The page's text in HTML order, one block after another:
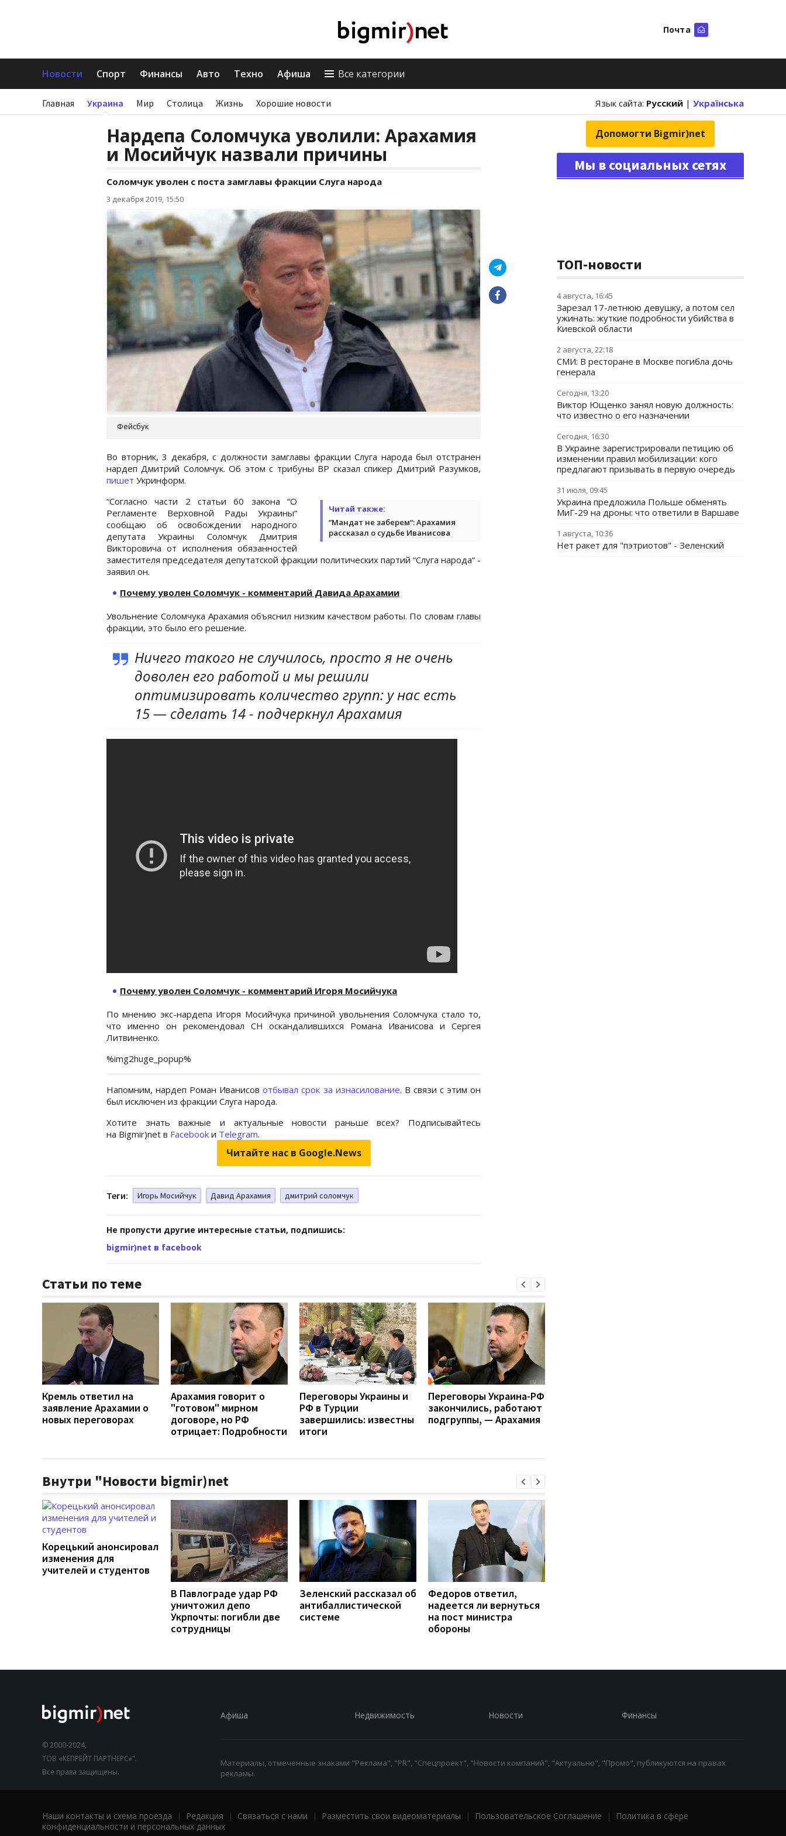
Почта
Новости Спорт Финансы Авто Техно Афиша Все категории
Главная Украина Мир Столица Жизнь Хорошие новости Язык сайта: Русский | Українська
Нардепа Соломчука уволили: Арахамия
и Мосийчук назвали причины
Соломчук уволен с поста замглавы фракции Слуга народа
3 декабря 2019, 15:50
Фейсбук
Во вторник, 3 декабря, с должности замглавы фракции Слуга народа был отстранен
нардеп Дмитрий Соломчук. Об этом с трибуны ВР сказал спикер Дмитрий Разумков,
пишет Укринформ.
Читай также:
“Мандат не заберем“: Арахамия
рассказал о судьбе Иванисова
“Согласно части 2 статьи 60 закона “О
Регламенте Верховной Рады Украины“
сообщаю об освобождении народного
депутата Украины Соломчук Дмитрия
Викторовича от исполнения обязанностей
заместителя председателя депутатской фракции политических партий “Слуга народа“ -
заявил он.
Почему уволен Соломчук - комментарий Давида Арахамии
Увольнение Соломчука Арахамия объяснил низким качеством работы. По словам главы
фракции, это было его решение.
Ничего такого не случилось, просто я не очень
доволен его работой и мы решили
оптимизировать количество групп: у нас есть
15 — сделать 14 - подчеркнул Арахамия
Почему уволен Соломчук - комментарий Игоря Мосийчука
По мнению экс-нардепа Игоря Мосийчука причиной увольнения Соломчука стало то,
что именно он рекомендовал СН оскандалившихся Романа Иванисова и Сергея
Литвиненко.
%img2huge_popup%
Напомним, нардеп Роман Иванисовотбывал срок за изнасилование. В связи с этим он
был исключен из фракции Слуга народа.
Хотите знать важные и актуальные новости раньше всех? Подписывайтесь
на Bigmir)net в Facebook и Telegram.
Читайте нас в Google.News
Теги: Игорь Мосийчук Давид Арахамия дмитрий соломчук
Не пропусти другие интересные статьи, подпишись:
bigmir)net в facebook
Статьи по теме
Кремль ответил на
заявление Арахамии о
новых переговорах
Арахамия говорит о
"готовом" мирном
договоре, но РФ
отрицает: Подробности
Переговоры Украины и
РФ в Турции
завершились: известны
итоги
Переговоры Украина-РФ
закончились, работают
подгруппы, — Арахамия
Внутри "Новости bigmir)net
Корецький анонсировал
изменения для
учителей и студентов
В Павлограде удар РФ
уничтожил депо
Укрпочты: погибли две
сотрудницы
Зеленский рассказал об
антибаллистической
системе
Федоров ответил,
надеется ли вернуться
на пост министра
обороны
Допомогти Bigmir)net
Мы в социальных сетях
ТОП-новости
4 августа, 16:45
Зарезал 17-летнюю девушку, а потом сел
ужинать: жуткие подробности убийства в
Киевской области
2 августа, 22:18
СМИ: В ресторане в Москве погибла дочь
генерала
Сегодня, 13:20
Виктор Ющенко занял новую должность:
что известно о его назначении
Сегодня, 16:30
В Украине зарегистрировали петицию об
изменении правил мобилизации: кого
предлагают призывать в первую очередь
31 июля, 09:45
Украина предложила Польше обменять
МиГ-29 на дроны: что ответили в Варшаве
1 августа, 10:36
Нет ракет для "пэтриотов" - Зеленский
© 2000-2024,
ТОВ «КЕПРЕЙТ ПАРТНЕРС»".
Все права защищены.
Афиша Недвижимость Новости Финансы
Материалы, отмеченные знаками "Реклама", "PR", "Спецпроект", "Новости компаний", "Актуально", "Промо", публикуются на правах
рекламы.
Наши контакты и схема проезда | Редакция | Связаться с нами | Разместить свои видеоматериалы | Пользовательское Соглашение |
Политика в сфере
конфиденциальности и персональных данных